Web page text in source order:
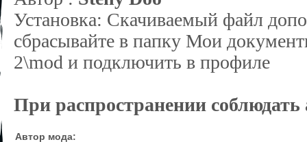
Установка: Скачиваемый файл
сбрасывайте в папку Мои
2\mod и подключить в профиле
При распространении соблюдать
Автор мода: